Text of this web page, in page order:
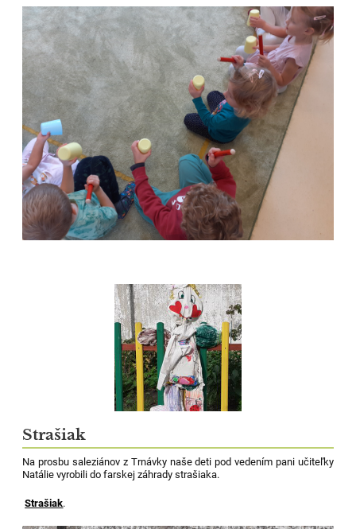
Strašiak
Na prosbu saleziánov z Trnávky naše deti pod vedením pani učiteľky
Natálie vyrobili do farskej záhrady strašiaka.
Strašiak.